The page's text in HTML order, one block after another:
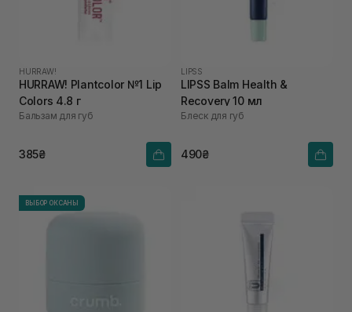
HURRAW!
HURRAW! Plantcolor №1 Lip
Colors 4.8 г
Бальзам для губ
385₴
LIPSS
LIPSS Balm Health &
Recovery 10 мл
Блеск для губ
490₴
ВЫБОР ОКСАНЫ